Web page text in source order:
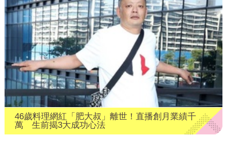
46歲料理網紅「肥大叔」離世！直播創月業績千
萬 生前揭3大成功心法